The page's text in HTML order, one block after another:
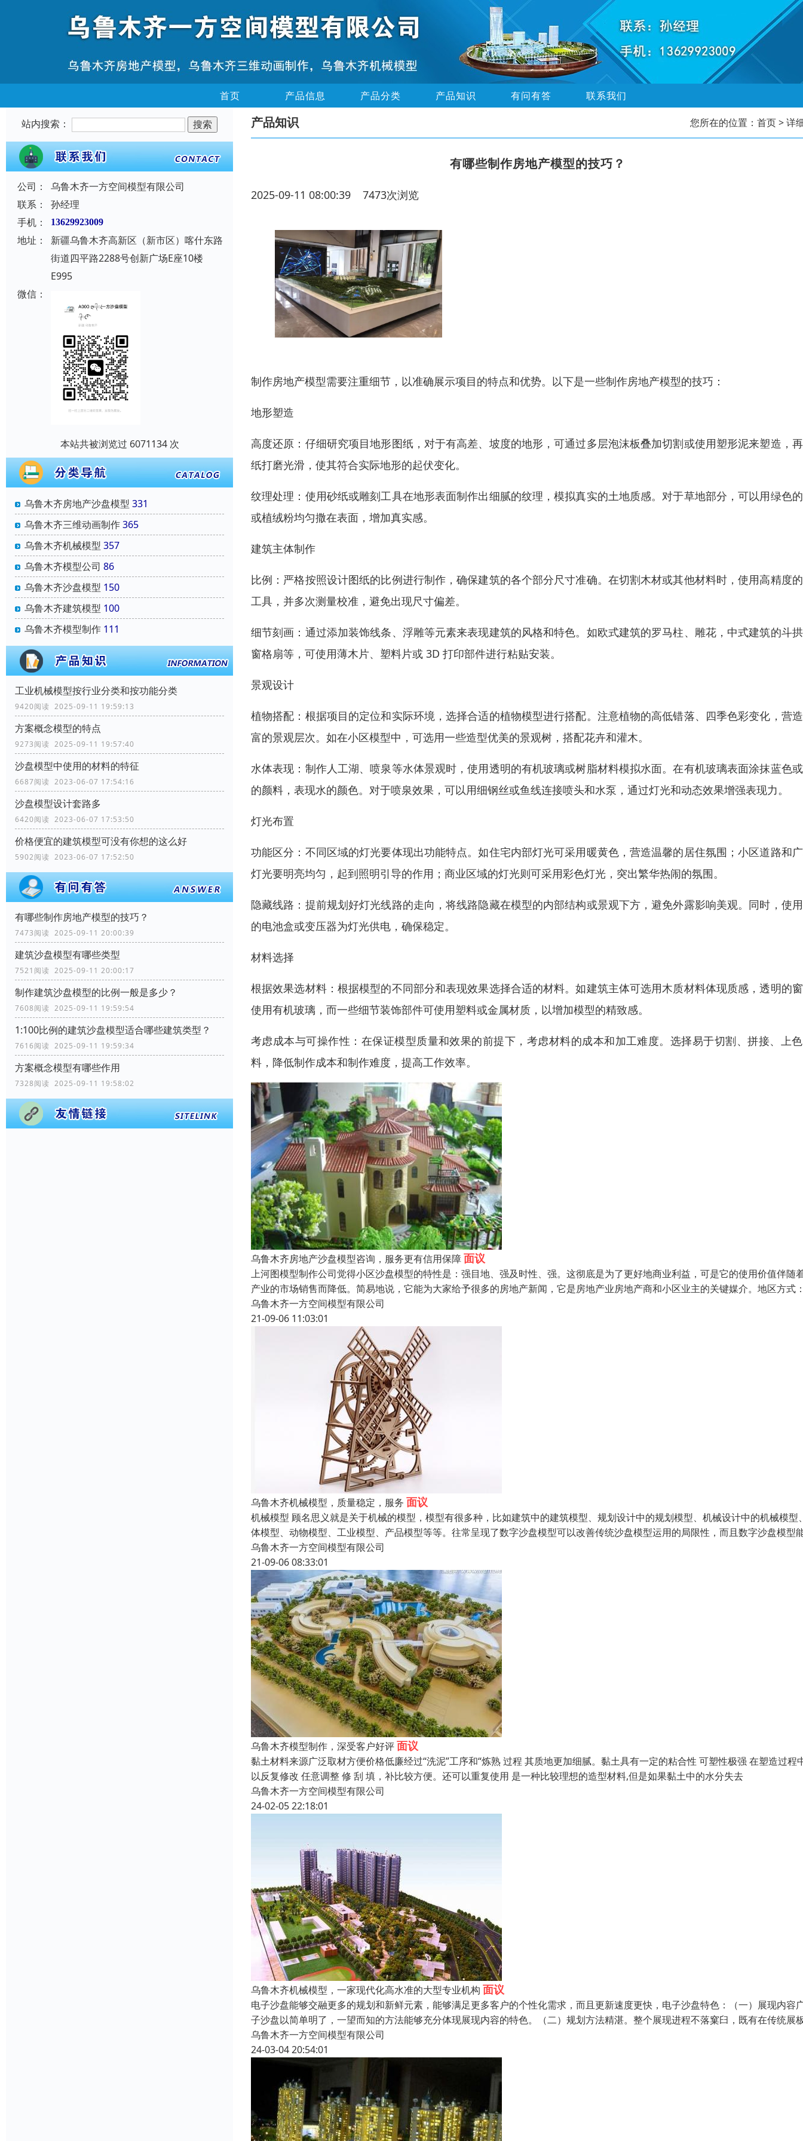
首页 产品信息 产品分类 产品知识 有问有答 联系我们
站内搜索：
公司：
乌鲁木齐一方空间模型有限公司
联系：
孙经理
手机：
13629923009
地址：
新疆乌鲁木齐高新区（新市区）喀什东路
街道四平路2288号创新广场E座10楼
E995
微信：
本站共被浏览过 6071134 次
乌鲁木齐房地产沙盘模型 331
乌鲁木齐三维动画制作365
乌鲁木齐机械模型 357
乌鲁木齐模型公司 86
乌鲁木齐沙盘模型 150
乌鲁木齐建筑模型 100
乌鲁木齐模型制作 111
工业机械模型按行业分类和按功能分类
9420阅读 2025-09-11 19:59:13
方案概念模型的特点
9273阅读 2025-09-11 19:57:40
沙盘模型中使用的材料的特征
6687阅读 2023-06-07 17:54:16
沙盘模型设计套路多
6420阅读 2023-06-07 17:53:50
价格便宜的建筑模型可没有你想的这么好
5902阅读 2023-06-07 17:52:50
有哪些制作房地产模型的技巧？
7473阅读 2025-09-11 20:00:39
建筑沙盘模型有哪些类型
7521阅读 2025-09-11 20:00:17
制作建筑沙盘模型的比例一般是多少？
7608阅读 2025-09-11 19:59:54
1:100比例的建筑沙盘模型适合哪些建筑类型？
7616阅读 2025-09-11 19:59:34
方案概念模型有哪些作用
7328阅读 2025-09-11 19:58:02
产品知识 您所在的位置： 首页> 详
有哪些制作房地产模型的技巧？
2025-09-11 08:00:39 7473次浏览
制作房地产模型需要注重细节，以准确展示项目的特点和优势。以下是一些制作房地产模型的技巧：
地形塑造
高度还原：仔细研究项目地形图纸，对于有高差、坡度的地形，可通过多层泡沫板叠加切割或使用塑形泥来塑造，
纸打磨光滑，使其符合实际地形的起伏变化。
纹理处理：使用砂纸或雕刻工具在地形表面制作出细腻的纹理，模拟真实的土地质感。对于草地部分，可以用绿色
或植绒粉均匀撒在表面，增加真实感。
建筑主体制作
比例：严格按照设计图纸的比例进行制作，确保建筑的各个部分尺寸准确。在切割木材或其他材料时，使用高精度
工具，并多次测量校准，避免出现尺寸偏差。
细节刻画：通过添加装饰线条、浮雕等元素来表现建筑的风格和特色。如欧式建筑的罗马柱、雕花，中式建筑的斗
窗格扇等，可使用薄木片、塑料片或 3D 打印部件进行粘贴安装。
景观设计
植物搭配：根据项目的定位和实际环境，选择合适的植物模型进行搭配。注意植物的高低错落、四季色彩变化，营
富的景观层次。如在小区模型中，可选用一些造型优美的景观树，搭配花卉和灌木。
水体表现：制作人工湖、喷泉等水体景观时，使用透明的有机玻璃或树脂材料模拟水面。在有机玻璃表面涂抹蓝色
的颜料，表现水的颜色。对于喷泉效果，可以用细钢丝或鱼线连接喷头和水泵，通过灯光和动态效果增强表现力。
灯光布置
功能区分：不同区域的灯光要体现出功能特点。如住宅内部灯光可采用暖黄色，营造温馨的居住氛围；小区道路和
灯光要明亮均匀，起到照明引导的作用；商业区域的灯光则可采用彩色灯光，突出繁华热闹的氛围。
隐藏线路：提前规划好灯光线路的走向，将线路隐藏在模型的内部结构或景观下方，避免外露影响美观。同时，使
的电池盒或变压器为灯光供电，确保稳定。
材料选择
根据效果选材料：根据模型的不同部分和表现效果选择合适的材料。如建筑主体可选用木质材料体现质感，透明的
使用有机玻璃，而一些细节装饰部件可使用塑料或金属材质，以增加模型的精致感。
考虑成本与可操作性：在保证模型质量和效果的前提下，考虑材料的成本和加工难度。选择易于切割、拼接、上
料，降低制作成本和制作难度，提高工作效率。
乌鲁木齐房地产沙盘模型咨询，服务更有信用保障面议
上河图模型制作公司觉得小区沙盘模型的特性是：强目地、强及时性、强。这彻底是为了更好地商业利益，可是它的使用价值伴随
产业的市场销售而降低。简易地说，它能为大家给予很多的房地产新闻，它是房地产业房地产商和小区业主的关键媒介。地区方式
乌鲁木齐一方空间模型有限公司
21-09-06 11:03:01
乌鲁木齐机械模型，质量稳定，服务 面议
机械模型 顾名思义就是关于机械的模型，模型有很多种，比如建筑中的建筑模型、规划设计中的规划模型、机械设计中的机械模型
体模型、动物模型、工业模型、产品模型等等。往常呈现了数字沙盘模型可以改善传统沙盘模型运用的局限性，而且数字沙盘模型
乌鲁木齐一方空间模型有限公司
21-09-06 08:33:01
乌鲁木齐模型制作，深受客户好评面议
黏土材料来源广泛取材方便价格低廉经过“洗泥”工序和“炼熟 过程 其质地更加细腻。黏土具有一定的粘合性 可塑性极强 在塑造过程
以反复修改 任意调整 修 刮 填，补比较方便。还可以重复使用 是一种比较理想的造型材料,但是如果黏土中的水分失去
乌鲁木齐一方空间模型有限公司
24-02-05 22:18:01
乌鲁木齐机械模型，一家现代化高水准的大型专业机构 面议
电子沙盘能够交融更多的规划和新鲜元素，能够满足更多客户的个性化需求，而且更新速度更快，电子沙盘特色：（一）展现内容
子沙盘以简单明了，一望而知的方法能够充分体现展现内容的特色。（二）规划方法精湛。整个展现进程不落窠臼，既有在传统展
乌鲁木齐一方空间模型有限公司
24-03-04 20:54:01